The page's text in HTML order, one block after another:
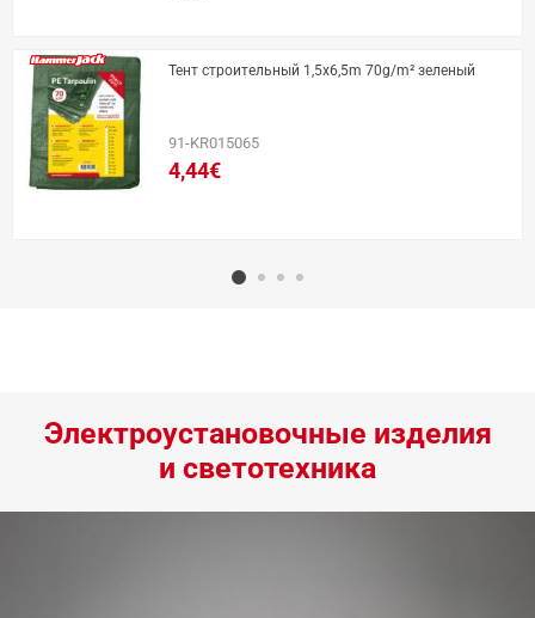
Тент строительный 1,5x6,5m 70g/m² зеленый
91-KR015065
4,44€
Электроустановочные изделия
и светотехника